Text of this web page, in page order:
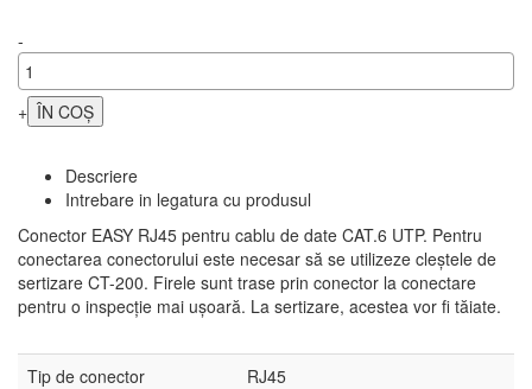
-
+
Descriere
Intrebare in legatura cu produsul
Conector EASY RJ45 pentru cablu de date CAT.6 UTP. Pentru
conectarea conectorului este necesar să se utilizeze cleștele de
sertizare CT-200. Firele sunt trase prin conector la conectare
pentru o inspecție mai ușoară. La sertizare, acestea vor fi tăiate.
Tip de conector
RJ45